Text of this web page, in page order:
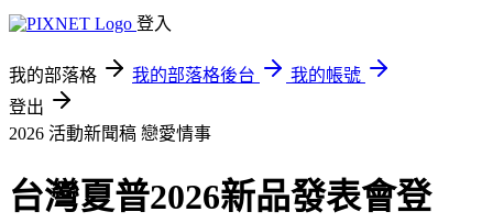
登入
我的部落格 我的部落格後台
我的帳號
登出
2026 活動新聞稿 戀愛情事
台灣夏普2026新品發表會登